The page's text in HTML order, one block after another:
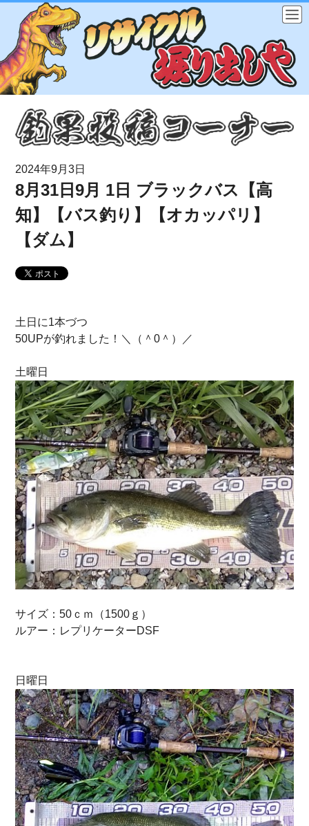
2024年9月3日
8月31日9月 1日 ブラックバス【高
知】【バス釣り】【オカッパリ】
【ダム】
土日に1本づつ
50UPが釣れました！＼（＾0＾）／
土曜日
サイズ：50ｃｍ（1500ｇ）
ルアー：レプリケーターDSF
日曜日